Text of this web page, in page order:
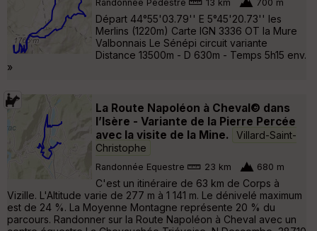
Randonnée Pédestre 13 km 700 m
Départ 44°55'03.79'' E 5°45'20.73'' les
Merlins (1220m) Carte IGN 3336 OT la Mure
Valbonnais Le Sénépi circuit variante
Distance 13500m - D 630m - Temps 5h15 env.
»
La Route Napoléon à Cheval© dans
l’Isère - Variante de la Pierre Percée
avec la visite de la Mine.
Villard-Saint-
Christophe
Randonnée Equestre 23 km 680 m
C'est un itinéraire de 63 km de Corps à
Vizille. L'Altitude varie de 277 m à 1 141 m. Le dénivelé maximum
est de 24 %. La Moyenne Montagne représente 20 % du
parcours. Randonner sur la Route Napoléon à Cheval avec un